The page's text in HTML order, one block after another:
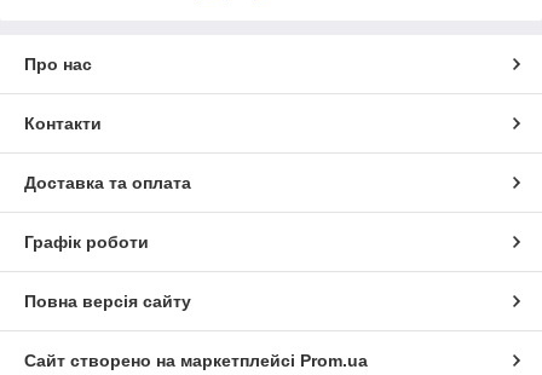
Про нас
Контакти
Доставка та оплата
Графік роботи
Повна версія сайту
Сайт створено на маркетплейсі Prom.ua